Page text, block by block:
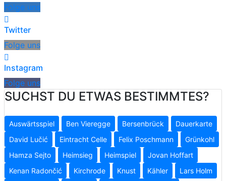
Folge uns
Twitter
Folge uns
Instagram
Folge uns
SUCHST DU ETWAS BESTIMMTES?
Auswärtsspiel Ben Vieregge Bersenbrück
Dauerkarte
David Lučić
Eintracht Celle Felix Poschmann
Grünkohl
Hamza Sejto
Heimsieg Heimspiel
Jovan Hoffart
Kenan Radončić
Kirchrode Knust Kähler
Lars Holm